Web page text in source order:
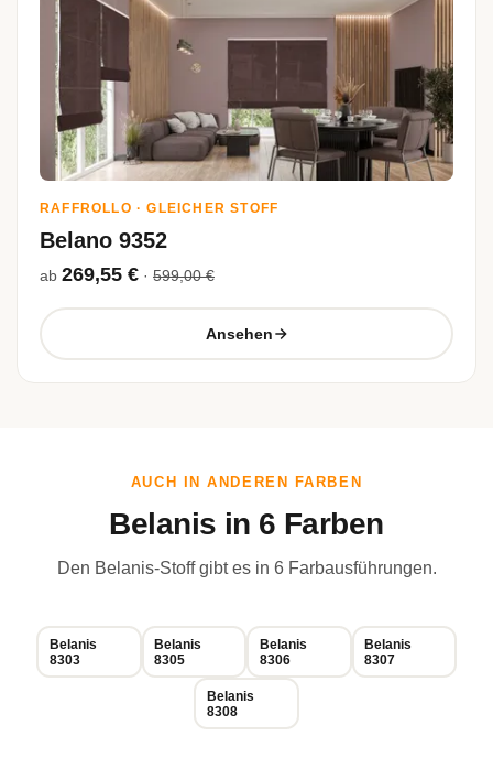
RAFFROLLO · GLEICHER STOFF
Belano 9352
ab 269,55 € · 599,00 €
Ansehen
AUCH IN ANDEREN FARBEN
Belanis in 6 Farben
Den Belanis-Stoff gibt es in 6 Farbausführungen.
Belanis
8303
Belanis
8305
Belanis
8306
Belanis
8307
Belanis
8308